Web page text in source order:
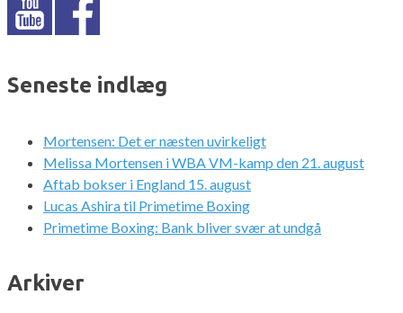
Seneste indlæg
Mortensen: Det er næsten uvirkeligt
Melissa Mortensen i WBA VM-kamp den 21. august
Aftab bokser i England 15. august
Lucas Ashira til Primetime Boxing
Primetime Boxing: Bank bliver svær at undgå
Arkiver